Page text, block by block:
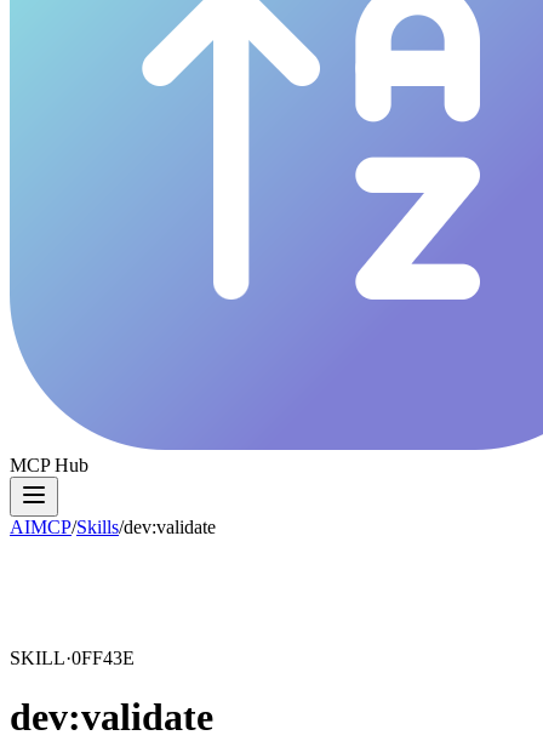
MCP Hub
AIMCP/Skills/dev:validate
SKILL·0FF43E
dev:validate